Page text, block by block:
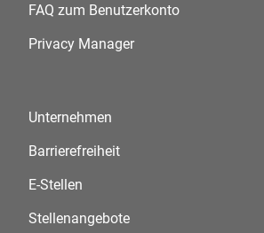
FAQ zum Benutzerkonto
Privacy Manager
Unternehmen
Barrierefreiheit
E-Stellen
Stellenangebote